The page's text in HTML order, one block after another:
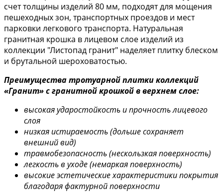
счет толщины изделий 80 мм, подходят для мощения
пешеходных зон, транспортных проездов и мест
парковки легкового транспорта. Натуральная
гранитная крошка в лицевом слое изделий из
коллекции "Листопад гранит" наделяет плитку блеском
и брутальной шероховатостью.
Преимущества тротуарной плитки коллекций
«Гранит» с гранитной крошкой в верхнем слое:
высокая ударостойкость и прочность лицевого
слоя
низкая истираемость (дольше сохраняет
внешний вид)
травмобезопасность (нескользкая поверхность)
легкость в уходе (немаркая поверхность)
высокие эстетические характеристики покрытия
благодаря фактурной поверхности